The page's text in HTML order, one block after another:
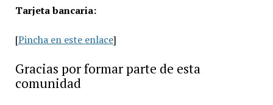
Tarjeta bancaria:
[Pincha en este enlace]
Gracias por formar parte de esta
comunidad